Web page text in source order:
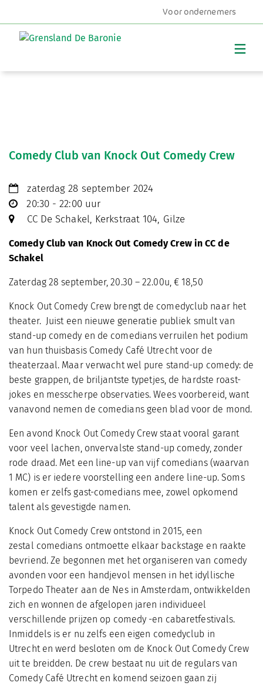
Voor ondernemers
Comedy Club van Knock Out Comedy Crew
zaterdag 28 september 2024
20:30 - 22:00 uur
CC De Schakel, Kerkstraat 104, Gilze
Comedy Club van Knock Out Comedy Crew in CC de
Schakel
Zaterdag 28 september, 20.30 – 22.00u, € 18,50
Knock Out Comedy Crew brengt de comedyclub naar het
theater. Juist een nieuwe generatie publiek smult van
stand-up comedy en de comedians verruilen het podium
van hun thuisbasis Comedy Café Utrecht voor de
theaterzaal. Maar verwacht wel pure stand-up comedy: de
beste grappen, de briljantste typetjes, de hardste roast-
jokes en messcherpe observaties. Wees voorbereid, want
vanavond nemen de comedians geen blad voor de mond.
Een avond Knock Out Comedy Crew staat vooral garant
voor veel lachen, onvervalste stand-up comedy, zonder
rode draad. Met een line-up van vijf comedians (waarvan
1 MC) is er iedere voorstelling een andere line-up. Soms
komen er zelfs gast-comedians mee, zowel opkomend
talent als gevestigde namen.
Knock Out Comedy Crew ontstond in 2015, een
zestal comedians ontmoette elkaar backstage en raakte
bevriend. Ze begonnen met het organiseren van comedy
avonden voor een handjevol mensen in het idyllische
Torpedo Theater aan de Nes in Amsterdam, ontwikkelden
zich en wonnen de afgelopen jaren individueel
verschillende prijzen op comedy -en cabaretfestivals.
Inmiddels is er nu zelfs een eigen comedyclub in
Utrecht en werd besloten om de Knock Out Comedy Crew
uit te breidden. De crew bestaat nu uit de regulars van
Comedy Café Utrecht en komend seizoen gaan zij